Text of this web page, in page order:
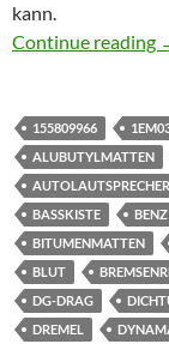
kann.
Continue reading
155809966
ALUBUTYLMATTEN
BASSKISTE
BITUMENMATTEN
BLUT
DG-DRAG
DREMEL